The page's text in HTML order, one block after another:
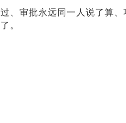
、审批永远同一人说了算
。